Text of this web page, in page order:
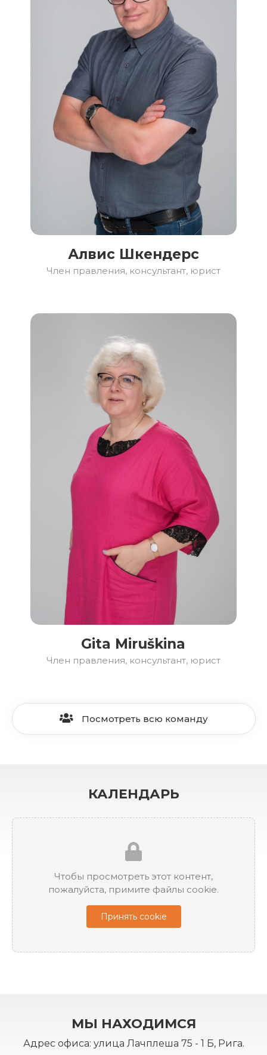
Алвис Шкендерс
Член правления, консультант, юрист
Gita Miruškina
Член правления, консультант, юрист
Посмотреть всю команду
КАЛЕНДАРЬ
Чтобы просмотреть этот контент,
пожалуйста, примите файлы cookie.
Принять cookie
МЫ НАХОДИМСЯ
Адрес офиса: улица Лачплеша 75 - 1 Б, Рига.